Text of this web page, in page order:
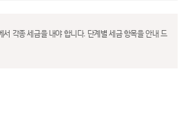
서 각종 세금을 내야 합니다. 단계별 세금 항목을 안내 드